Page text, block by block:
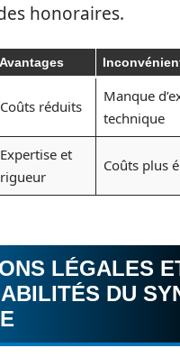
honoraires.
Avantages
Coûts réduits
Manque
technique
Expertise et
rigueur
Coûts plus
LÉGALES
DU